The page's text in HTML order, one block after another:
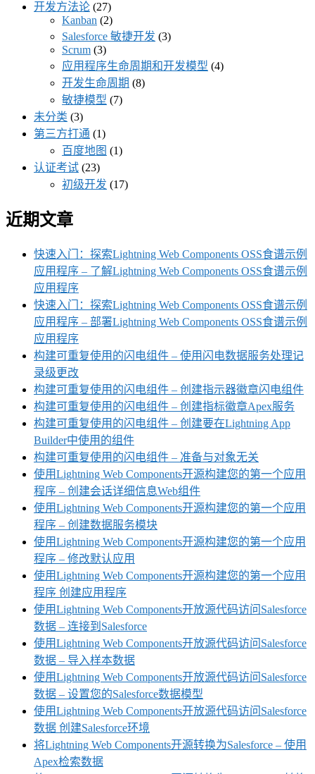
开发方法论 (27)
Kanban (2)
Salesforce 敏捷开发 (3)
Scrum (3)
应用程序生命周期和开发模型 (4)
开发生命周期 (8)
敏捷模型 (7)
未分类 (3)
第三方打通 (1)
百度地图 (1)
认证考试 (23)
初级开发 (17)
近期文章
快速入门：探索Lightning Web Components OSS食谱示例
应用程序 – 了解Lightning Web Components OSS食谱示例
应用程序
快速入门：探索Lightning Web Components OSS食谱示例
应用程序 – 部署Lightning Web Components OSS食谱示例
应用程序
构建可重复使用的闪电组件 – 使用闪电数据服务处理记
录级更改
构建可重复使用的闪电组件 – 创建指示器徽章闪电组件
构建可重复使用的闪电组件 – 创建指标徽章Apex服务
构建可重复使用的闪电组件 – 创建要在Lightning App
Builder中使用的组件
构建可重复使用的闪电组件 – 准备与对象无关
使用Lightning Web Components开源构建您的第一个应用
程序 – 创建会话详细信息Web组件
使用Lightning Web Components开源构建您的第一个应用
程序 – 创建数据服务模块
使用Lightning Web Components开源构建您的第一个应用
程序 – 修改默认应用
使用Lightning Web Components开源构建您的第一个应用
程序 创建应用程序
使用Lightning Web Components开放源代码访问Salesforce
数据 – 连接到Salesforce
使用Lightning Web Components开放源代码访问Salesforce
数据 – 导入样本数据
使用Lightning Web Components开放源代码访问Salesforce
数据 – 设置您的Salesforce数据模型
使用Lightning Web Components开放源代码访问Salesforce
数据 创建Salesforce环境
将Lightning Web Components开源转换为Salesforce – 使用
Apex检索数据